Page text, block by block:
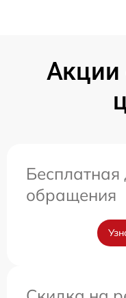
Акции
Бесплатная
обращения